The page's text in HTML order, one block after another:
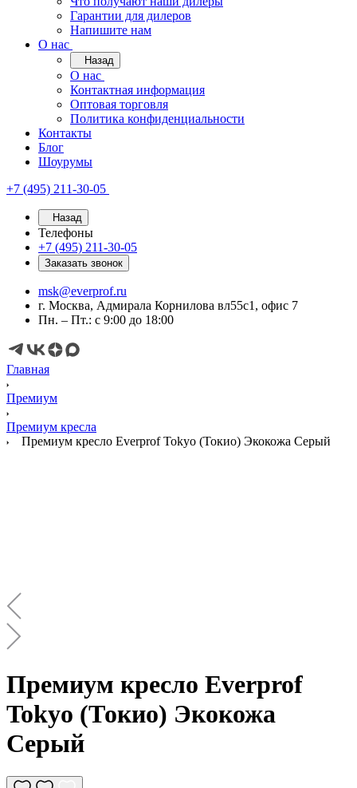
Гарантии для дилеров
Напишите нам
О нас
Назад
О нас
Контактная информация
Оптовая торговля
Политика конфиденциальности
Контакты
Блог
Шоурумы
+7 (495) 211-30-05
Назад
Телефоны
+7 (495) 211-30-05
Заказать звонок
msk@everprof.ru
г. Москва, Адмирала Корнилова вл55с1, офис 7
Пн. – Пт.: с 9:00 до 18:00
Главная
Премиум
Премиум кресла
Премиум кресло Everprof Tokyo (Токио) Экокожа Серый
Премиум кресло Everprof
Tokyo (Токио) Экокожа
Серый